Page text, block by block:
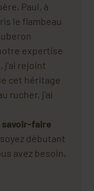
Paul, à
le flambeau
expertise
j'ai rejoint
cet héritage
rucher, j'ai
savoir-faire
débutant
avez besoin,